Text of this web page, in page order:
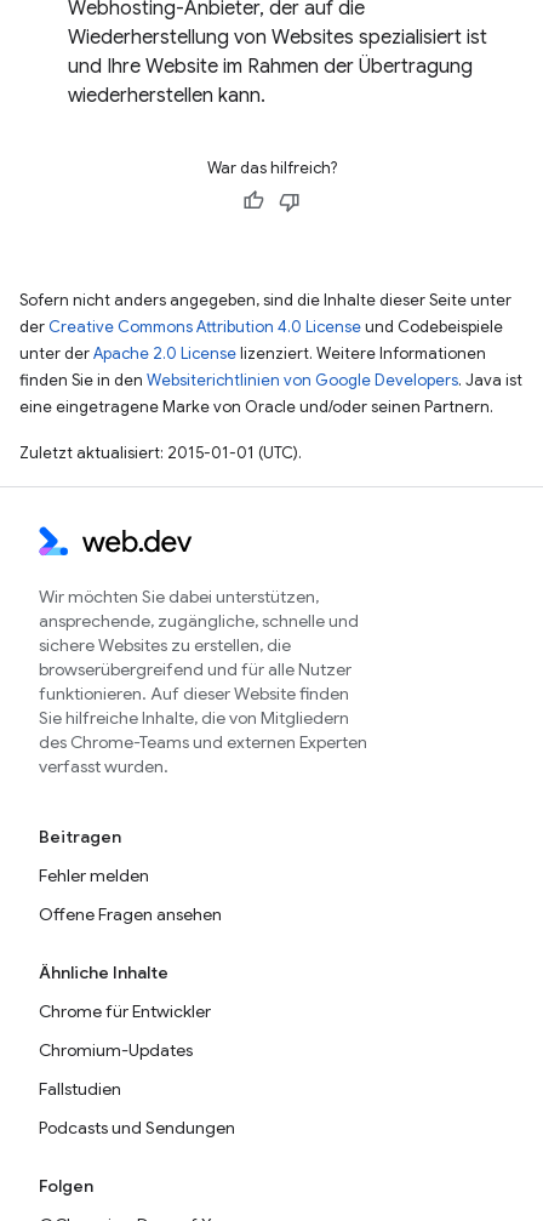
Webhosting-Anbieter, der auf die
Wiederherstellung von Websites spezialisiert ist
und Ihre Website im Rahmen der Übertragung
wiederherstellen kann.
War das hilfreich?
Sofern nicht anders angegeben, sind die Inhalte dieser Seite unter
der Creative Commons Attribution 4.0 Licenseund Codebeispiele
unter derApache 2.0 Licenselizenziert. Weitere Informationen
finden Sie in den Websiterichtlinien von Google Developers. Java ist
eine eingetragene Marke von Oracle und/oder seinen Partnern.
Zuletzt aktualisiert: 2015-01-01 (UTC).
Wir möchten Sie dabei unterstützen,
ansprechende, zugängliche, schnelle und
sichere Websites zu erstellen, die
browserübergreifend und für alle Nutzer
funktionieren. Auf dieser Website finden
Sie hilfreiche Inhalte, die von Mitgliedern
des Chrome-Teams und externen Experten
verfasst wurden.
Beitragen
Fehler melden
Offene Fragen ansehen
Ähnliche Inhalte
Chrome für Entwickler
Chromium-Updates
Fallstudien
Podcasts und Sendungen
Folgen